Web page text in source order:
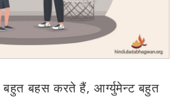
बहुतबहस करते हैं, आर्ग्युमेन्ट बहुत